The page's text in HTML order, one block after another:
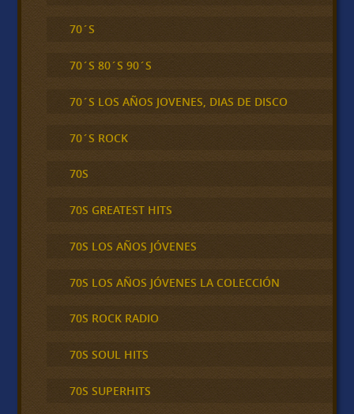
70´S
70´S 80´S 90´S
70´S LOS AÑOS JOVENES, DIAS DE DISCO
70´S ROCK
70S
70S GREATEST HITS
70S LOS AÑOS JÓVENES
70S LOS AÑOS JÓVENES LA COLECCIÓN
70S ROCK RADIO
70S SOUL HITS
70S SUPERHITS